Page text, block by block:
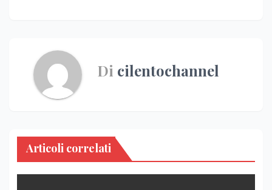
Di cilentochannel
Articoli correlati